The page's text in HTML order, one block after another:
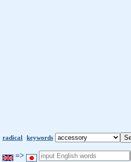
radical keywords
=>